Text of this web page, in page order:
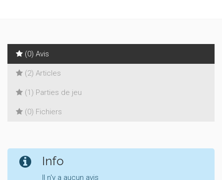
(0) Avis
(2) Articles
(1) Parties de jeu
(0) Fichiers
Info
Il n'y a aucun avis